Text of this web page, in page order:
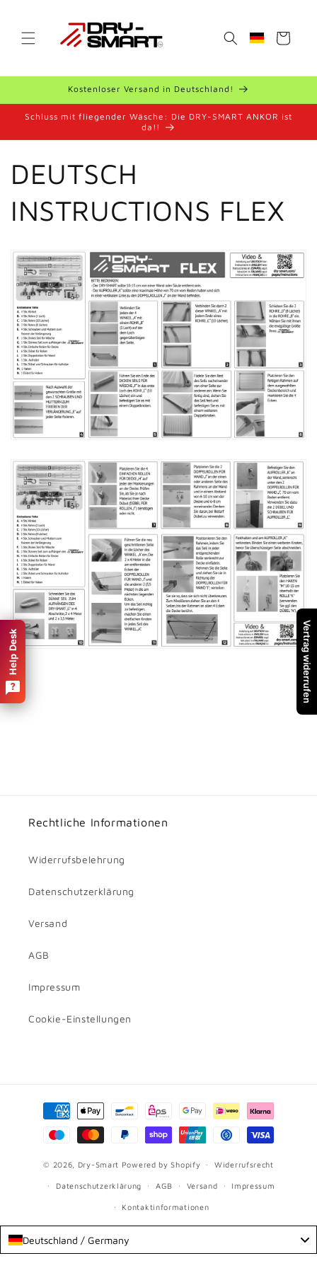
Geolocation
Warenkorb
Kostenloser Versand in Deutschland!
Schluss mit fliegender Wäsche: Die DRY-SMART ANKOR ist
da!!
DEUTSCH
INSTRUCTIONS FLEX
Rechtliche Informationen
Widerrufsbelehrung
Datenschutzerklärung
Versand
AGB
Impressum
Cookie-Einstellungen
Zahlungsmethoden
© 2026, Dry-Smart Powered by Shopify Widerrufsrecht
Datenschutzerklärung AGB Versand Impressum
Kontaktinformationen
Deutschland / Germany
Help Desk Vertrag widerrufen